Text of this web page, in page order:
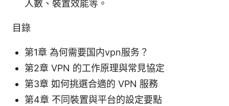
人數、裝置效能等。
目錄
第1章 為何需要国内vpn服务？
第2章 VPN 的工作原理與常見協定
第3章 如何挑選合適的 VPN 服務
第4章 不同裝置與平台的設定要點